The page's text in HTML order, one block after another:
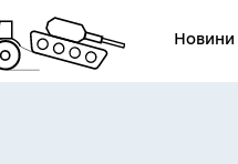
Новини